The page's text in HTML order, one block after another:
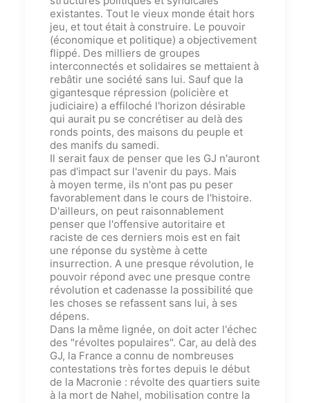
existantes. Tout le vieux monde était hors
jeu, et tout était à construire. Le pouvoir
(économique et politique) a objectivement
flippé. Des milliers de groupes
interconnectés et solidaires se mettaient à
rebâtir une société sans lui. Sauf que la
gigantesque répression (policière et
judiciaire) a effiloché l'horizon désirable
qui aurait pu se concrétiser au delà des
ronds points, des maisons du peuple et
des manifs du samedi.
Il serait faux de penser que les GJ n'auront
pas d'impact sur l'avenir du pays. Mais
à moyen terme, ils n'ont pas pu peser
favorablement dans le cours de l'histoire.
D'ailleurs, on peut raisonnablement
penser que l'offensive autoritaire et
raciste de ces derniers mois est en fait
une réponse du système à cette
insurrection. A une presque révolution, le
pouvoir répond avec une presque contre
révolution et cadenasse la possibilité que
les choses se refassent sans lui, à ses
dépens.
Dans la même lignée, on doit acter l'échec
des "révoltes populaires". Car, au delà des
GJ, la France a connu de nombreuses
contestations très fortes depuis le début
de la Macronie : révolte des quartiers suite
à la mort de Nahel, mobilisation contre la